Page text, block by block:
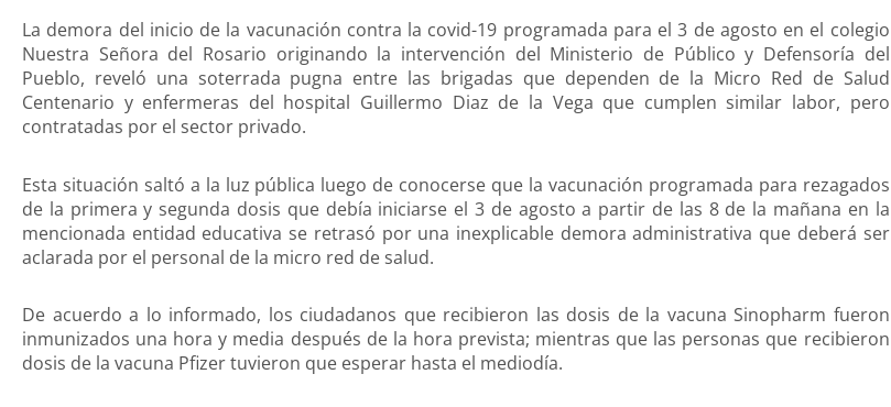
La demora del inicio de la vacunación contra la covid-19 programada para el 3 de agosto en el colegio
Nuestra Señora del Rosario originando la intervención del Ministerio de Público y Defensoría del
Pueblo, reveló una soterrada pugna entre las brigadas que dependen de la Micro Red de Salud
Centenario y enfermeras del hospital Guillermo Diaz de la Vega que cumplen similar labor, pero
contratadas por el sector privado.
Esta situación saltó a la luz pública luego de conocerse que la vacunación programada para rezagados
de la primera y segunda dosis que debía iniciarse el 3 de agosto a partir de las 8 de la mañana en la
mencionada entidad educativa se retrasó por una inexplicable demora administrativa que deberá ser
aclarada por el personal de la micro red de salud.
De acuerdo a lo informado, los ciudadanos que recibieron las dosis de la vacuna Sinopharm fueron
inmunizados una hora y media después de la hora prevista; mientras que las personas que recibieron
dosis de la vacuna Pfizer tuvieron que esperar hasta el mediodía.